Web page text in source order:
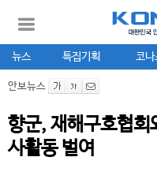
뉴스 특집기획 코나
안보뉴스
향군, 재해구호협회
사활동 벌여